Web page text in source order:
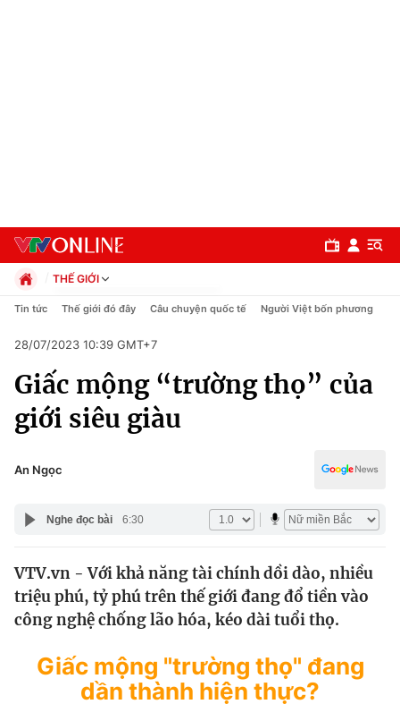
Chuyên mục
Chính trị
Pháp luật
Thế giới
Thế giới đó đây
Kinh tế
THẾ GIỚI
Chính trị
Pháp luật
Kinh tế
Thể thao
Truyền hình
Y tế
Công nghệ
Tin tức Thế giới đó đây Câu chuyện quốc tế Người Việt bốn phương
28/07/2023 10:39 GMT+7
Giấc mộng “trường thọ” của
giới siêu giàu
An Ngọc
Nghe đọc bài 6:30
VTV.vn - Với khả năng tài chính dồi dào, nhiều
triệu phú, tỷ phú trên thế giới đang đổ tiền vào
công nghệ chống lão hóa, kéo dài tuổi thọ.
Giấc mộng "trường thọ" đang
dần thành hiện thực?